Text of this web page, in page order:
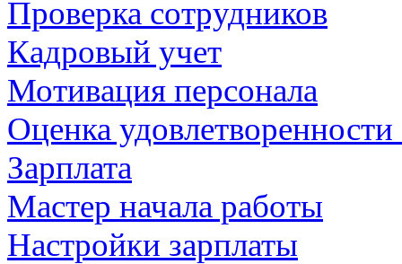
Проверка сотрудников
Кадровый учет
Мотивация персонала
Оценка
Зарплата
Мастер начала работы
Настройки зарплаты